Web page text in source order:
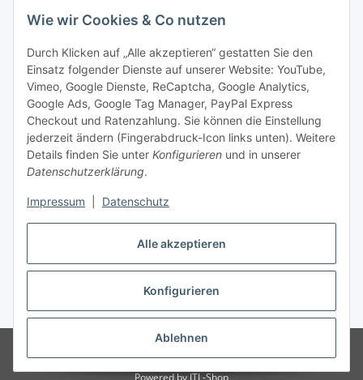
Alle akzeptieren
Konfigurieren
Ablehnen
Wie wir Cookies & Co nutzen
Durch Klicken auf „Alle akzeptieren“ gestatten Sie den
Einsatz folgender Dienste auf unserer Website: YouTube,
Vimeo, Google Dienste, ReCaptcha, Google Analytics,
Google Ads, Google Tag Manager, PayPal Express
Checkout und Ratenzahlung. Sie können die Einstellung
jederzeit ändern (Fingerabdruck-Icon links unten). Weitere
Details finden Sie unter Konfigurieren und in unserer
Datenschutzerklärung.
Impressum Datenschutz
Social Media
Unsere Dienstleistungen
Lampenreparatur
Lichtservice für Senioren
Vertrag widerrufen
* Alle Preise inkl. gesetzlicher USt., ** siehe Lieferbedingungen, zzgl.
Versand
Endkunden und Wiederverkäufer
Powered by JTL-Shop